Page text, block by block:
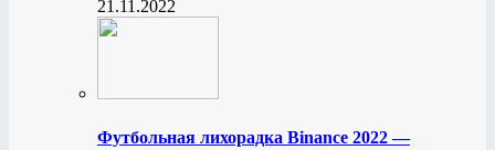
21.11.2022
Футбольная лихорадка Binance 2022 —